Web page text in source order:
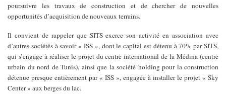
poursuivre les travaux de construction et de chercher de nouvelles
opportunités d’acquisition de nouveaux terrains.
Il convient de rappeler que SITS exerce son activité en association avec
d’autres sociétés à savoir « ISS », dont le capital est détenu à 70% par SITS,
qui s’engage à réaliser le projet du centre international de laMédina (centre
urbain du nord de Tunis), ainsi que la société holding pour la construction
détenue presque entièrement par « ISS », engagée à installer le projet « Sky
Center » aux berges du lac.